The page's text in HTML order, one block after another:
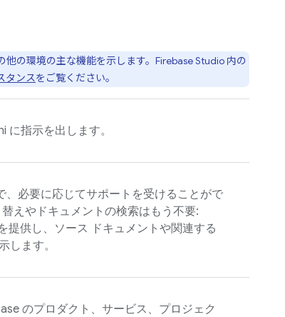
他の環境の主な機能を示します。 Firebase Studio内の
タンスをご覧ください。
に指示を出します。
、必要に応じてサポートを受けることがで
えやドキュメントの検索はもう不要:
提供し、ソース ドキュメントや関連する
します。
のプロダクト、サービス、プロジェク